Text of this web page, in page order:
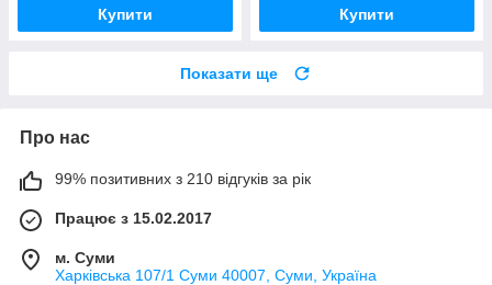
Купити Купити
Показати ще
Про нас
99% позитивних з 210 відгуків за рік
Працює з 15.02.2017
м. Суми
Харківська 107/1 Суми 40007, Суми, Україна